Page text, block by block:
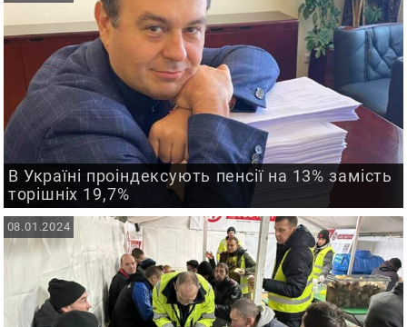
В Україні проіндексують пенсії на 13% замість
торішніх 19,7%
08.01.2024